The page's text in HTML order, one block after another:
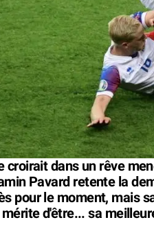
croirait dans un rêve
Pavard retente la
pour le moment, mais
d'être... sa